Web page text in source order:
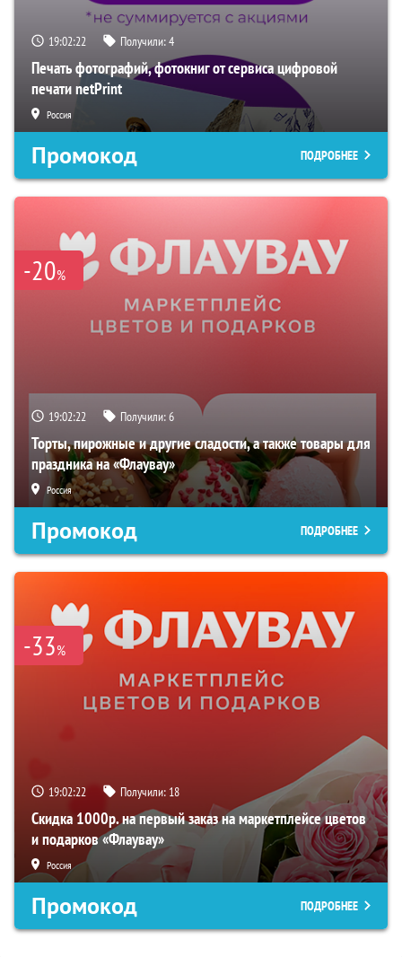
19:02:21 Получили:4
Печать фотографий, фотокниг от сервиса цифровой
печати netPrint
Россия
Промокод ПОДРОБНЕЕ
-20%
19:02:21 Получили:6
Торты, пирожные и другие сладости, а также товары для
праздника на «Флаувау»
Россия
Промокод ПОДРОБНЕЕ
-33%
19:02:21 Получили: 18
Скидка 1000р. на первый заказ на маркетплейсе цветов
и подарков «Флаувау»
Россия
Промокод ПОДРОБНЕЕ